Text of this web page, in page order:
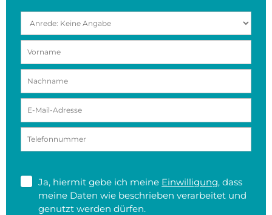
Ja, hiermit gebe ich meine Einwilligung, dass
meine Daten wie beschrieben verarbeitet und
genutzt werden dürfen.